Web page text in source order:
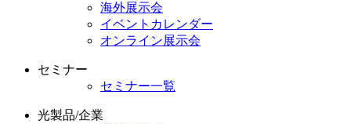
海外展示会
イベントカレンダー
オンライン展示会
セミナー
セミナー一覧
光製品/企業